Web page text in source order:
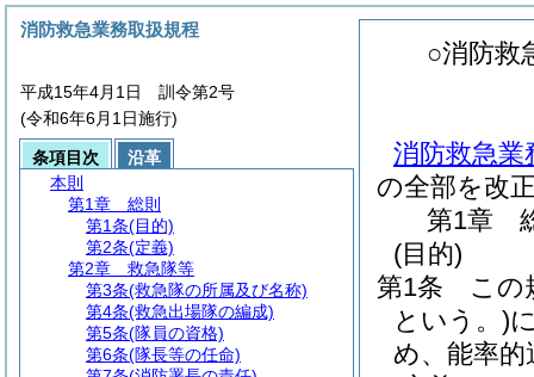
○消防救
消防救急業
の全部を改
第1章
(目的)
第1条
この
という。)
め、能率
消防救急業務取扱規程
平成15年4月1日 訓令第2号
(令和6年6月1日施行)
条項目次
沿革
本則
第1章
総則
第1条(目的)
第2条(定義)
第2章
救急隊等
第3条(救急隊の所属及び名称)
第4条(救急出場隊の編成)
第5条(隊員の資格)
第6条(隊長等の任命)